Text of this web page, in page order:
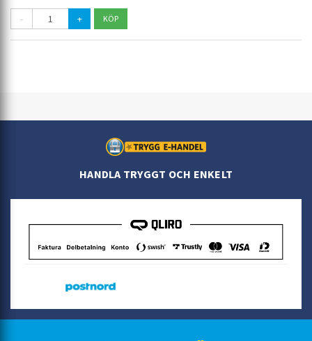
- +
HANDLA TRYGGT OCH ENKELT